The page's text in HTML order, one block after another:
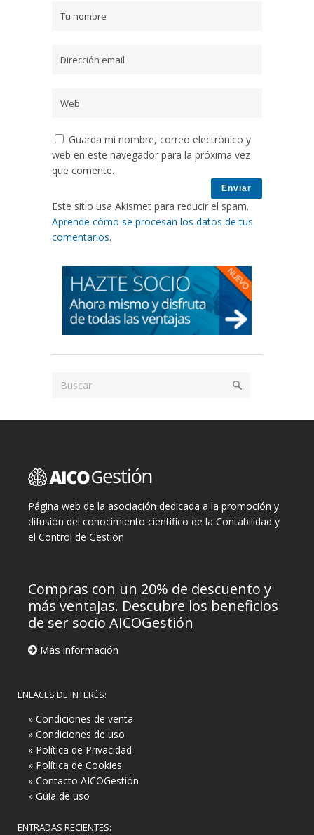
Guarda mi nombre, correo electrónico y
web en este navegador para la próxima vez
que comente.
Este sitio usa Akismet para reducir el spam.
Aprende cómo se procesan los datos de tus
comentarios.
Página web de la asociación dedicada a la promoción y
difusión del conocimiento científico de la Contabilidad y
el Control de Gestión
Compras con un 20% de descuento y
más ventajas. Descubre los beneficios
de ser socio AICOGestión
Más información
ENLACES DE INTERÉS:
» Condiciones de venta
» Condiciones de uso
» Política de Privacidad
» Política de Cookies
» Contacto AICOGestión
» Guía de uso
ENTRADAS RECIENTES: